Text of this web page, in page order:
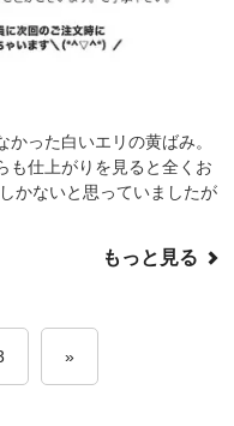
った白いエリの黄ばみ。
も仕上がりを見ると全くお
かないと思っていましたが
もっと見る
»